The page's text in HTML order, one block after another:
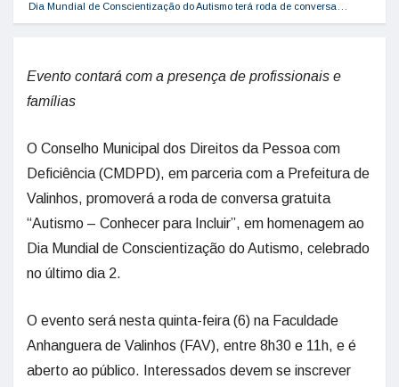
Dia Mundial de Conscientização do Autismo terá roda de conversa…
Evento contará com a presença de profissionais e
famílias
O Conselho Municipal dos Direitos da Pessoa com
Deficiência (CMDPD), em parceria com a Prefeitura de
Valinhos, promoverá a roda de conversa gratuita
“Autismo – Conhecer para Incluir”, em homenagem ao
Dia Mundial de Conscientização do Autismo, celebrado
no último dia 2.
O evento será nesta quinta-feira (6) na Faculdade
Anhanguera de Valinhos (FAV), entre 8h30 e 11h, e é
aberto ao público. Interessados devem se inscrever